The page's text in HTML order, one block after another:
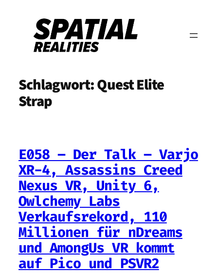
springen
Schlagwort:Quest Elite
Strap
E058 – Der Talk – Varjo
XR-4, Assassins Creed
Nexus VR, Unity 6,
Owlchemy Labs
Verkaufsrekord, 110
Millionen für nDreams
und AmongUs VR kommt
auf Pico und PSVR2